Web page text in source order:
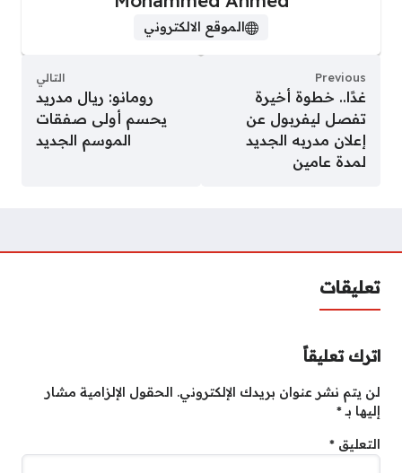
الموقع الالكتروني
Previous
غدًا.. خطوة أخيرة
تفصل ليفربول عن
إعلان مدربه الجديد
لمدة عامين
التالي
رومانو: ريال مدريد
يحسم أولى صفقات
الموسم الجديد
تعليقات
اترك تعليقاً
لن يتم نشر عنوان بريدك الإلكتروني. الحقول الإلزامية مشار
إليها بـ*
التعليق *